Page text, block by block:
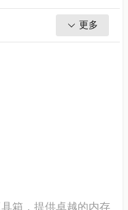
更多
箱，提供卓越的内存